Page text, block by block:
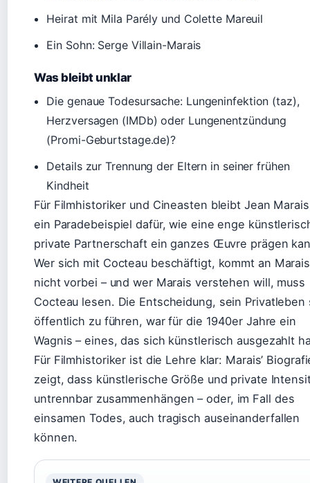
Heirat mit Mila Parély und Colette Mareuil
Ein Sohn: Serge Villain-Marais
Was bleibt unklar
Die genaue Todesursache: Lungeninfektion (taz),
Herzversagen (IMDb) oder Lungenentzündung
(Promi-Geburtstage.de)?
Details zur Trennung der Eltern in seiner frühen
Kindheit
Für Filmhistoriker und Cineasten bleibt Jean Marais
ein Paradebeispiel dafür, wie eine enge
private Partnerschaft ein ganzes Œuvre prägen
Wer sich mit Cocteau beschäftigt, kommt an Marais
nicht vorbei – und wer Marais verstehen will, muss
Cocteau lesen. Die Entscheidung, sein Privatleben
öffentlich zu führen, war für die 1940er Jahre ein
Wagnis – eines, das sich künstlerisch ausgezahlt
Für Filmhistoriker ist die Lehre klar: Marais’
zeigt, dass künstlerische Größe und private
untrennbar zusammenhängen – oder, im Fall des
einsamen Todes, auch tragisch auseinanderfallen
können.